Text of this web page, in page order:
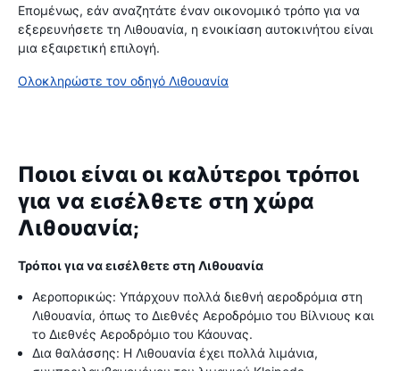
Επομένως, εάν αναζητάτε έναν οικονομικό τρόπο για να
εξερευνήσετε τη Λιθουανία, η ενοικίαση αυτοκινήτου είναι
μια εξαιρετική επιλογή.
Ολοκληρώστε τον οδηγό Λιθουανία
Ποιοι είναι οι καλύτεροι τρόποι
για να εισέλθετε στη χώρα
Λιθουανία;
Τρόποι για να εισέλθετε στη Λιθουανία
Αεροπορικώς: Υπάρχουν πολλά διεθνή αεροδρόμια στη
Λιθουανία, όπως το Διεθνές Αεροδρόμιο του Βίλνιους και
το Διεθνές Αεροδρόμιο του Κάουνας.
Δια θαλάσσης: Η Λιθουανία έχει πολλά λιμάνια,